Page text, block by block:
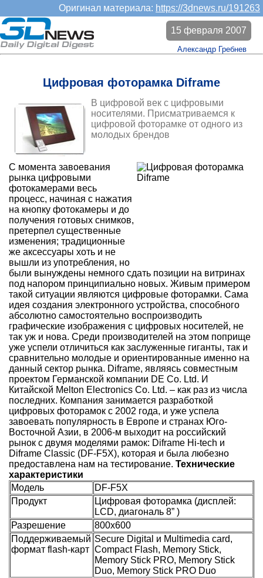
Оригинал материала: https://3dnews.ru/191263
Цифровая фоторамка Diframe
В цифровой век с цифровыми
носителями. Присматриваемся к
цифровой фоторамке от одного из
молодых брендов
15 февраля 2007
Александр Гребнев
С момента завоевания
рынка цифровыми
фотокамерами весь
процесс, начиная с нажатия
на кнопку фотокамеры и до
получения готовых снимков,
претерпел существенные
изменения; традиционные
же аксессуары хоть и не
вышли из употребления, но
были вынуждены немного сдать позиции на витринах
под напором принципиально новых. Живым примером
такой ситуации являются цифровые фоторамки. Сама
идея создания электронного устройства, способного
абсолютно самостоятельно воспроизводить
графические изображения с цифровых носителей, не
так уж и нова. Среди производителей на этом поприще
уже успели отличиться как заслуженные гиганты, так и
сравнительно молодые и ориентированные именно на
данный сектор рынка. Diframe, являясь совместным
проектом Германской компании DE Co. Ltd. И
Китайской Melton Electronics Co. Ltd. – как раз из числа
последних. Компания занимается разработкой
цифровых фоторамок с 2002 года, и уже успела
завоевать популярность в Европе и странах Юго-
Восточной Азии, в 2006-м выходит на российский
рынок с двумя моделями рамок: Diframe Hi-tech и
Diframe Classic (DF-F5X), которая и была любезно
предоставлена нам на тестирование. Технические
характеристики
Модель
DF-F5X
Продукт
Цифровая фоторамка (дисплей:
LCD, диагональ 8” )
Разрешение
800x600
Поддерживаемый
формат flash-карт
Secure Digital и Multimedia card,
Compact Flash, Memory Stick,
Memory Stick PRO, Memory Stick
Duo, Memory Stick PRO Duo